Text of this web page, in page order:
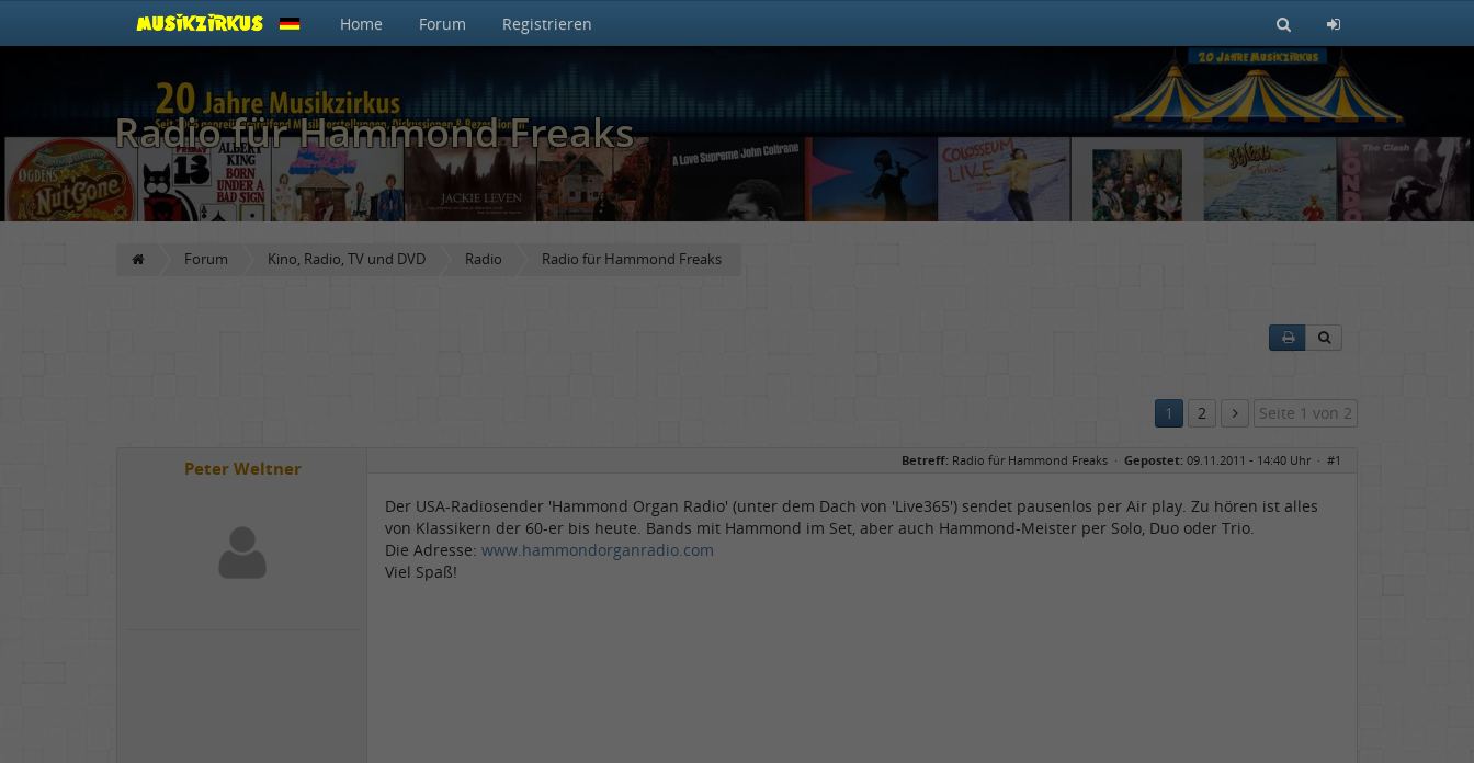
Home Forum Registrieren
Radio für Hammond Freaks
Forum Kino, Radio, TV und DVD Radio Radio für Hammond Freaks
1 2 Seite 1 von 2
Peter Weltner Betreff: Radio für Hammond Freaks · Gepostet: 09.11.2011 - 14:40 Uhr · #1
Der USA-Radiosender 'Hammond Organ Radio' (unter dem Dach von 'Live365') sendet pausenlos per Air play. Zu hören ist alles
von Klassikern der 60-er bis heute. Bands mit Hammond im Set, aber auch Hammond-Meister per Solo, Duo oder Trio.
Die Adresse: www.hammondorganradio.com
Viel Spaß!